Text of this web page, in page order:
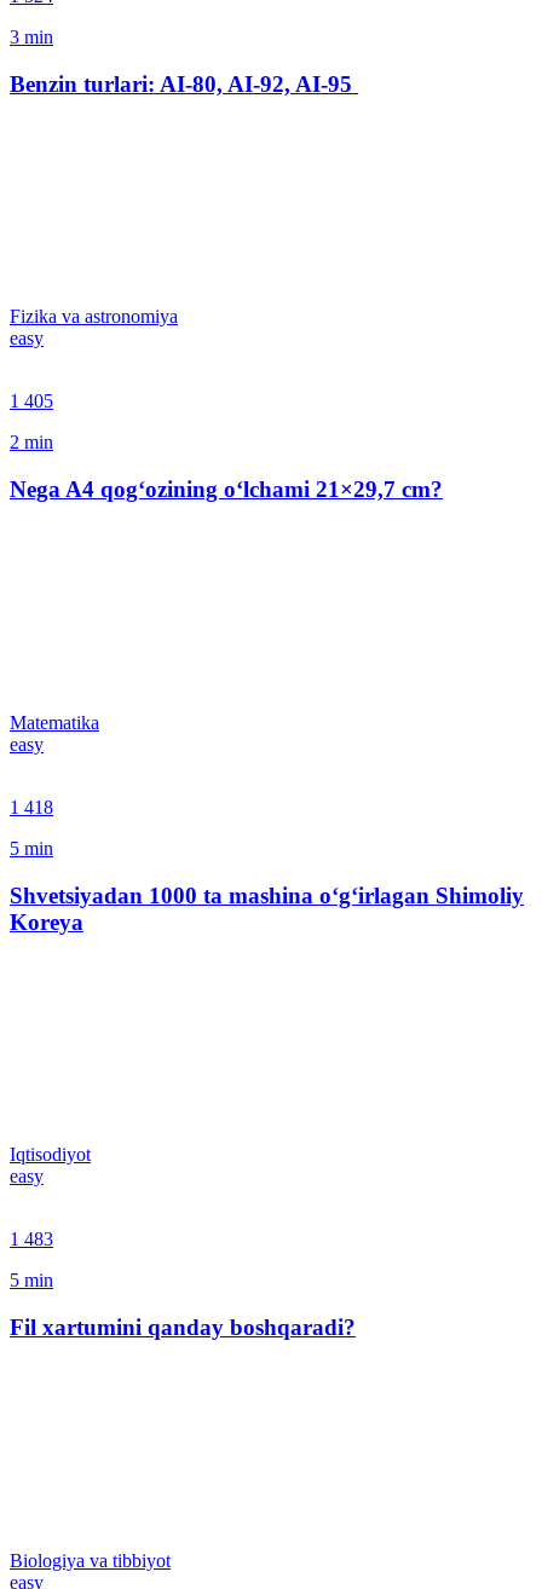
3 min
Benzin turlari: AI-80, AI-92, AI-95
Fizika va astronomiya
easy
1 405
2 min
Nega A4 qog‘ozining o‘lchami 21×29,7 сm?
Matematika
easy
1 418
5 min
Shvetsiyadan 1000 ta mashina o‘g‘irlagan Shimoliy
Koreya
Iqtisodiyot
easy
1 483
5 min
Fil xartumini qanday boshqaradi?
Biologiya va tibbiyot
easy